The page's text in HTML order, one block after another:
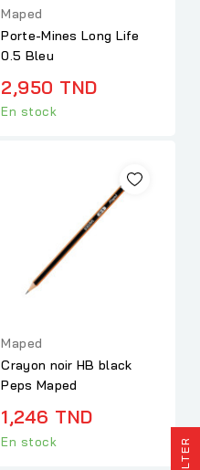
Maped
Porte-Mines Long Life
0.5 Bleu
2,950 TND
En stock
Maped
Crayon noir HB black
Peps Maped
1,246 TND
En stock R